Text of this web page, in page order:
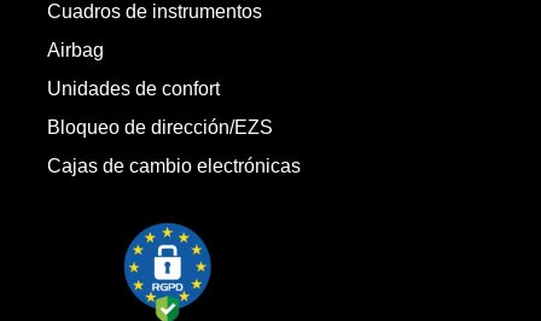
Cuadros de instrumentos
Airbag
Unidades de confort
Bloqueo de dirección/EZS
Cajas de cambio electrónicas